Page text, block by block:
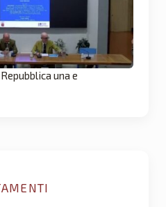
una e